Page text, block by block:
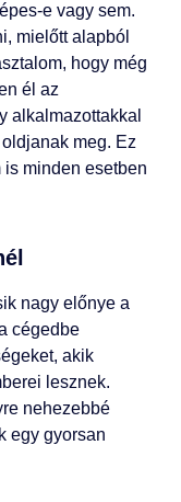
e vagy sem.
mielőtt alapból
hogy még
él az
alkalmazottakkal
meg. Ez
minden esetben
nagy előnye a
cégedbe
akik
lesznek.
nehezebbé
egy gyorsan